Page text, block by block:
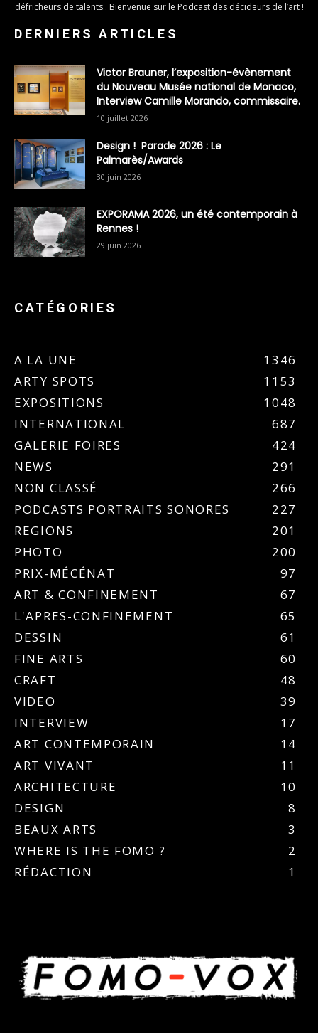
défricheurs de talents.. Bienvenue sur le Podcast des décideurs de l’art !
DERNIERS ARTICLES
Victor Brauner, l’exposition-évènement
du Nouveau Musée national de Monaco,
Interview Camille Morando, commissaire.
10 juillet 2026
Design ! Parade 2026 : Le
Palmarès/Awards
30 juin 2026
EXPORAMA 2026, un été contemporain à
Rennes !
29 juin 2026
CATÉGORIES
A LA UNE
1346
ARTY SPOTS
1153
EXPOSITIONS
1048
INTERNATIONAL
687
GALERIE FOIRES
424
NEWS
291
NON CLASSÉ
266
PODCASTS PORTRAITS SONORES
227
REGIONS
201
PHOTO
200
PRIX-MÉCÉNAT
97
ART & CONFINEMENT
67
L'APRES-CONFINEMENT
65
DESSIN
61
FINE ARTS
60
CRAFT
48
VIDEO
39
INTERVIEW
17
ART CONTEMPORAIN
14
ART VIVANT
11
ARCHITECTURE
10
DESIGN
8
BEAUX ARTS
3
WHERE IS THE FOMO ?
2
RÉDACTION
1